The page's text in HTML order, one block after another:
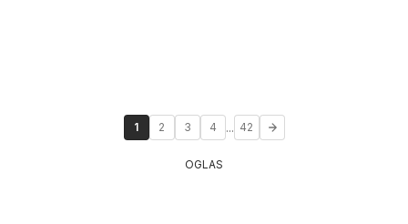
1 2 3 4 ... 42
OGLAS